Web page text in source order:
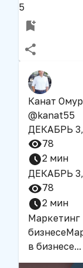
5
Канат
@kanat55
ДЕКАБРЬ
78
2 мин
ДЕКАБРЬ
78
2 мин
Маркетинг
бизнесе
в бизнесе...